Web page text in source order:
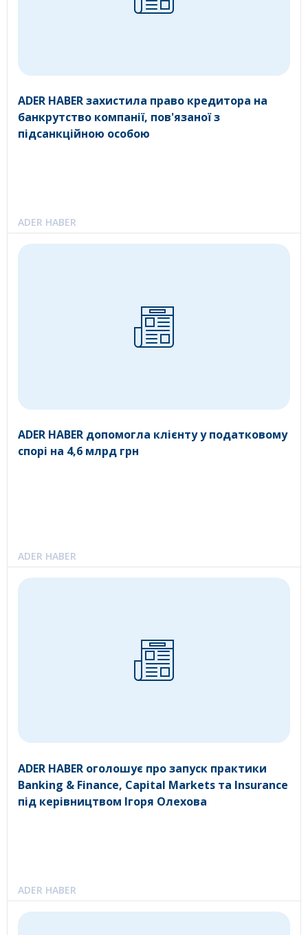
ADER HABER захистила право кредитора на
банкрутство компанії, пов'язаної з
підсанкційною особою
ADER HABER
ADER HABER допомогла клієнту у податковому
спорі на 4,6 млрд грн
ADER HABER
ADER HABER оголошує про запуск практики
Banking & Finance, Capital Markets та Insurance
під керівництвом Ігоря Олехова
ADER HABER